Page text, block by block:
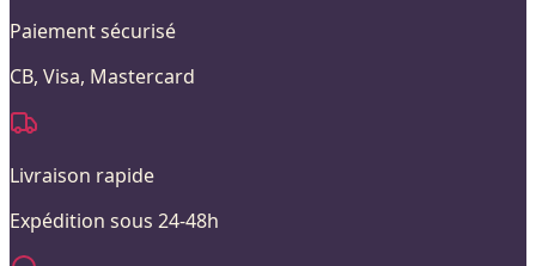
Paiement sécurisé
CB, Visa, Mastercard
Livraison rapide
Expédition sous 24-48h